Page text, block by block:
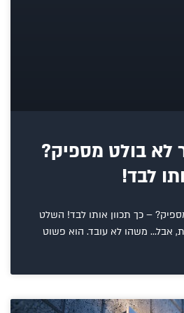
לא בולט מספיק?
לבד!
– כך תכוון אותו לבד! השלט
אבל… משהו לא עובד. הוא פשוט